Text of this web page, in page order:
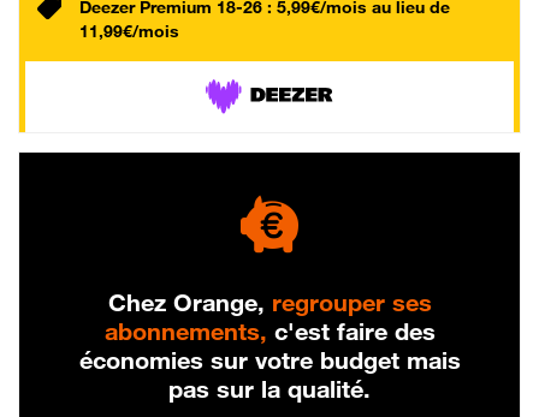
Deezer Premium 18-26 : 5,99€/mois au lieu de
11,99€/mois
Chez Orange, regrouper ses
abonnements, c'est faire des
économies sur votre budget mais
pas sur la qualité.